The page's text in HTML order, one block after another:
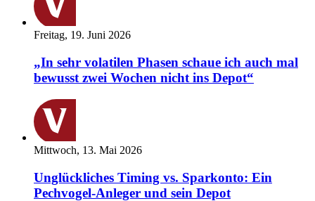
Freitag, 19. Juni 2026
„In sehr volatilen Phasen schaue ich auch mal
bewusst zwei Wochen nicht ins Depot“
Mittwoch, 13. Mai 2026
Unglückliches Timing vs. Sparkonto: Ein
Pechvogel-Anleger und sein Depot